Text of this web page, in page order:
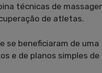
técnicas de
de atletas.
se beneficiaram de uma
e de planos simples de